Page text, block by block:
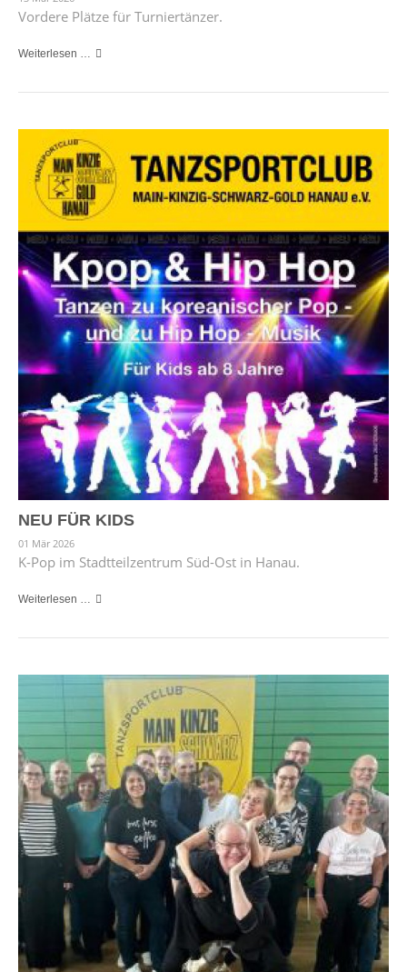
Vordere Plätze für Turniertänzer.
Weiterlesen …
NEU FÜR KIDS
01 Mär 2026
K-Pop im Stadtteilzentrum Süd-Ost in Hanau.
Weiterlesen …